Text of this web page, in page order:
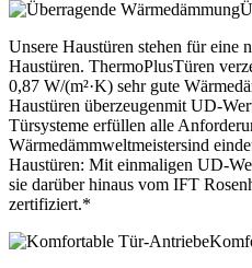
Unsere Haustüren stehen für eine
Haustüren. ThermoPlusTüren
0,87 W/(m²·K) sehr gute
Haustüren überzeugenmit UD-
Türsysteme erfüllen alle
Wärmedämmweltmeistersind
Haustüren: Mit einmaligen UD-
sie darüber hinaus vom IFT
zertifiziert.*